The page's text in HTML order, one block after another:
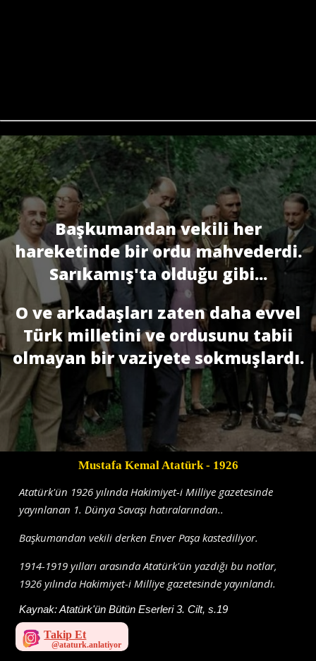
Başkumandan vekili her
hareketinde bir ordu mahvederdi.
Sarıkamış'ta olduğu gibi...
O ve arkadaşları zaten daha evvel
Türk milletini ve ordusunu tabii
olmayan bir vaziyete sokmuşlardı.
Mustafa Kemal Atatürk- 1926
Atatürk'ün 1926 yılında Hakimiyet-i Milliye gazetesinde
yayınlanan 1. Dünya Savaşı hatıralarından..
Başkumandan vekili derken Enver Paşa kastediliyor.
1914-1919 yılları arasında Atatürk'ün yazdığı bu notlar,
1926 yılında Hakimiyet-i Milliye gazetesinde yayınlandı.
Kaynak:Atatürk'ün Bütün Eserleri 3. Cilt, s.19
Takip Et